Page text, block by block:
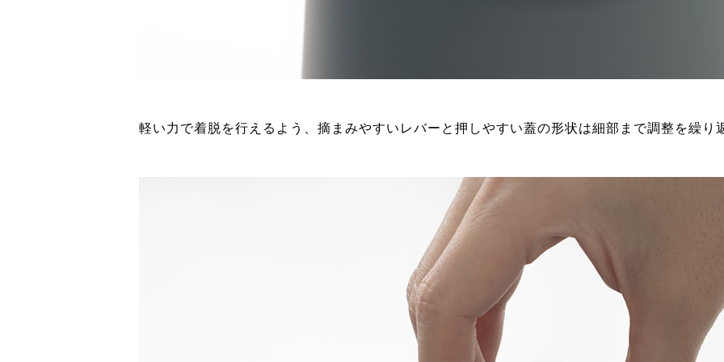
軽い力で着脱を行えるよう、摘まみやすいレバーと押しやすい蓋の形状は細部まで調整を繰り